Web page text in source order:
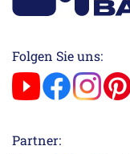
Folgen Sie uns:
Partner: